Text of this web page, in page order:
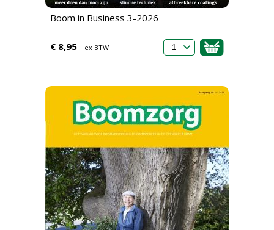
Boom in Business 3-2026
€ 8,95 ex BTW